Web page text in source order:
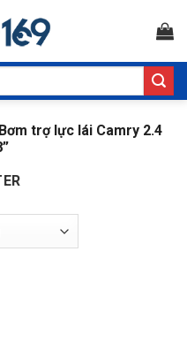
trợ lực lái Camry 2.4